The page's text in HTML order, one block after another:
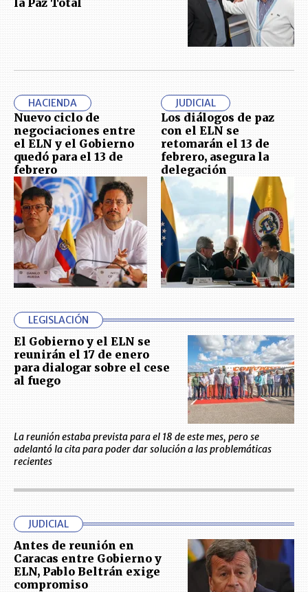
la Paz Total
HACIENDA
Nuevo ciclo de
negociaciones entre
el ELN y el Gobierno
quedó para el 13 de
febrero
JUDICIAL
Los diálogos de paz
con el ELN se
retomarán el 13 de
febrero, asegura la
delegación
LEGISLACIÓN
El Gobierno y el ELN se
reunirán el 17 de enero
para dialogar sobre el cese
al fuego
La reunión estaba prevista para el 18 de este mes, pero se
adelantó la cita para poder dar solución a las problemáticas
recientes
JUDICIAL
Antes de reunión en
Caracas entre Gobierno y
ELN, Pablo Beltrán exige
compromiso